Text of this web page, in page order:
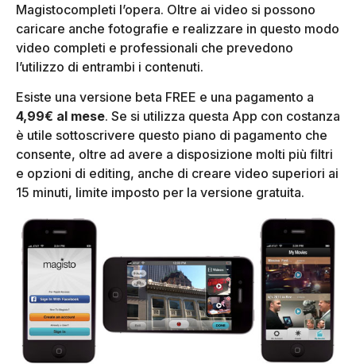
Magistocompleti l’opera. Oltre ai video si possono
caricare anche fotografie e realizzare in questo modo
video completi e professionali che prevedono
l’utilizzo di entrambi i contenuti.
Esiste una versione beta FREE e una pagamento a
4,99€ al mese. Se si utilizza questa App con costanza
è utile sottoscrivere questo piano di pagamento che
consente, oltre ad avere a disposizione molti più filtri
e opzioni di editing, anche di creare video superiori ai
15 minuti, limite imposto per la versione gratuita.